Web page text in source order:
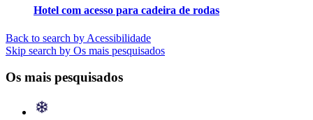
Hotel com acesso para cadeira de rodas
Back to search by Acessibilidade
Skip search by Os mais pesquisados
Os mais pesquisados